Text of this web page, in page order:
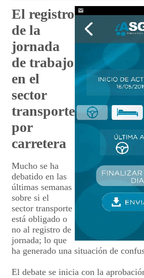
El registro
de la
jornada
de trabajo
en el
sector
transporte
por
carretera
Mucho se ha
debatido en las
últimas semanas
sobre si el
sector transporte
está obligado o
no al registro de
jornada; lo que
ha generado una situación de
El debate se inicia con la